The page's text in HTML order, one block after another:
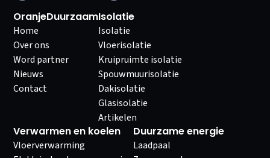
OranjeDuurzaam
Home
Over ons
Word partner
Nieuws
Contact
Isolatie
Isolatie
Vloerisolatie
Kruipruimte isolatie
Spouwmuurisolatie
Dakisolatie
Glasisolatie
Artikelen
Verwarmen en koelen
Vloerverwarming
Duurzame energie
Laadpaal